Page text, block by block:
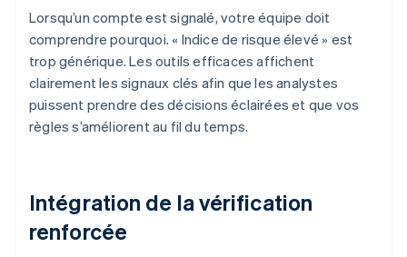
Lorsqu’un compte est signalé, votre équipe doit
comprendre pourquoi. « Indice de risque élevé » est
trop générique. Les outils efficaces affichent
clairement les signaux clés afin que les analystes
puissent prendre des décisions éclairées et que vos
règles s’améliorent au fil du temps.
Intégration de la vérification
renforcée